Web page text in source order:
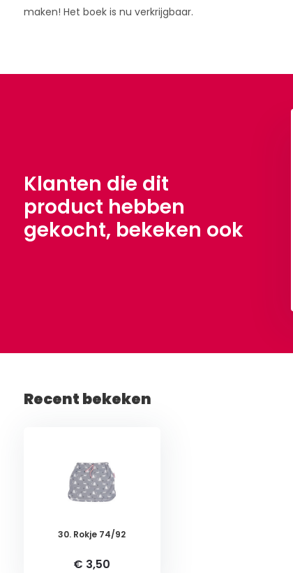
maken! Het boek is nu verkrijgbaar.
Klanten die dit
product hebben
gekocht, bekeken ook
Rokje 50/68 31. Rokje 98/110
Recent bekeken
30. Rokje 74/92
€ 3,50